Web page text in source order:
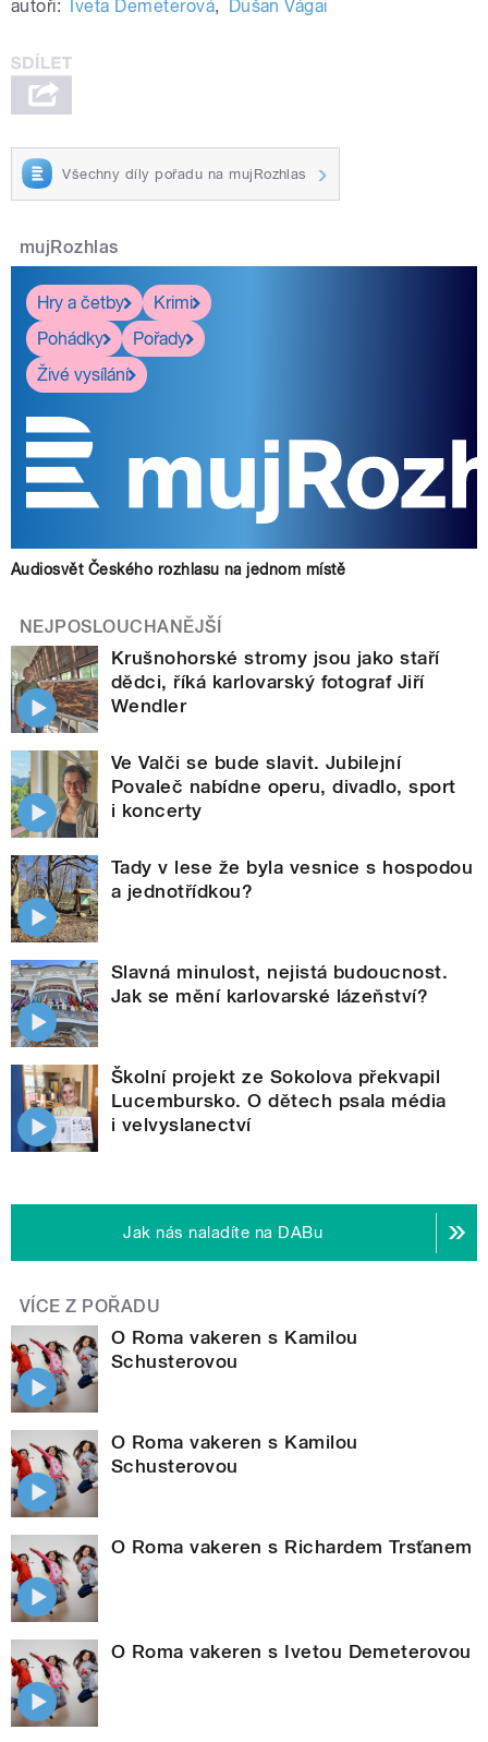
autoři: Iveta Demeterová, Dušan Vágai
Všechny díly pořadu na mujRozhlas
mujRozhlas
Hry a četby
Krimi
Pohádky
Pořady
Živé vysílání
Audiosvět Českého rozhlasu na jednom místě
NEJPOSLOUCHANĚJŠÍ
Krušnohorské stromy jsou jako staří
dědci, říká karlovarský fotograf Jiří
Wendler
Ve Valči se bude slavit. Jubilejní
Povaleč nabídne operu, divadlo, sport
i koncerty
Tady v lese že byla vesnice s hospodou
a jednotřídkou?
Slavná minulost, nejistá budoucnost.
Jak se mění karlovarské lázeňství?
Školní projekt ze Sokolova překvapil
Lucembursko. O dětech psala média
i velvyslanectví
Jak nás naladíte na DABu
VÍCE Z POŘADU
O Roma vakeren s Kamilou
Schusterovou
O Roma vakeren s Kamilou
Schusterovou
O Roma vakeren s Richardem Trsťanem
O Roma vakeren s Ivetou Demeterovou